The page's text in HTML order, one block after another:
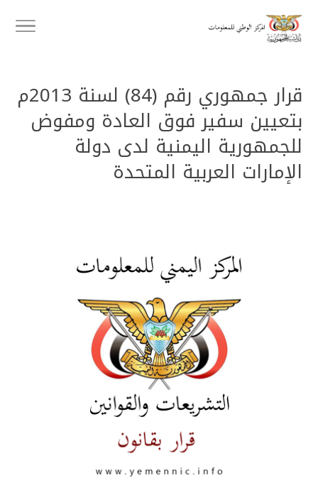
قرار جمهوري رقم (84) لسنة 2013م
بتعيين سفير فوق العادة ومفوض
للجمهورية اليمنية لدى دولة
الإمارات العربية المتحدة